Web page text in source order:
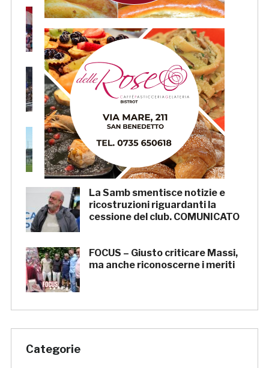
Samb, su il sipario: stasera la
piazza Giorgini
Pescara-Samb, l’Osservatorio
rimanda la decisione al CASMS:
possibile divieto
Samb, ripresi gli allenamenti:
doppia seduta al Ciarrocchi. A
parte Tunjov
La Samb smentisce notizie e
ricostruzioni riguardanti la
cessione del club. COMUNICATO
FOCUS – Giusto criticare Massi,
ma anche riconoscerne i meriti
Categorie